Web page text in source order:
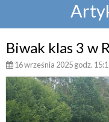
Biwak klas 3 w
16 września 2025 godz.